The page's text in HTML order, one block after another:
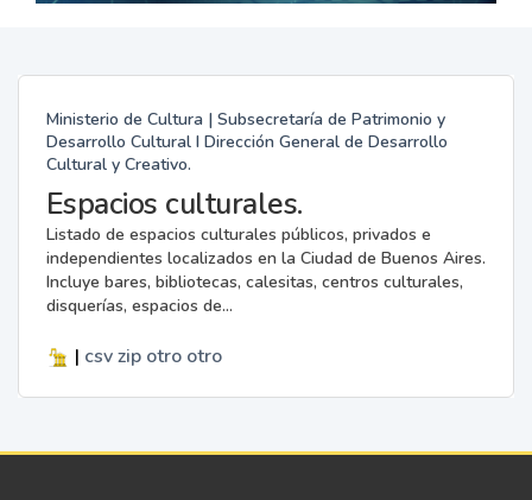
Ministerio de Cultura | Subsecretaría de Patrimonio y
Desarrollo Cultural I Dirección General de Desarrollo
Cultural y Creativo.
Espacios culturales.
Listado de espacios culturales públicos, privados e
independientes localizados en la Ciudad de Buenos Aires.
Incluye bares, bibliotecas, calesitas, centros culturales,
disquerías, espacios de...
| csv zip otro otro